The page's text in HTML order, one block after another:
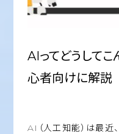
AIってどうして
心者向けに解説
AI（人工知能）は最近